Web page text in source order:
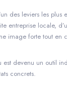
des leviers les
entreprise locale,
image forte tout
est devenu un outil
concrets.